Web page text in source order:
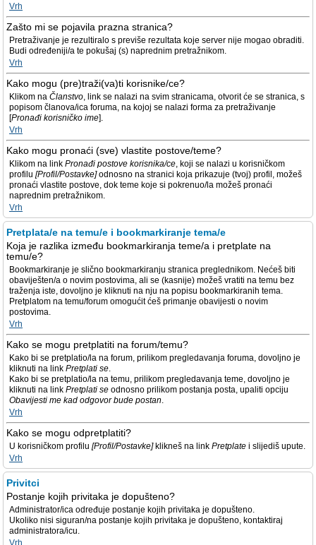
Vrh
Zašto mi se pojavila prazna stranica?
Pretraživanje je rezultiralo s previše rezultata koje server nije mogao obraditi.
Budi određeniji/a te pokušaj (s) naprednim pretražnikom.
Vrh
Kako mogu (pre)traži(va)ti korisnike/ce?
Klikom na Članstvo, link se nalazi na svim stranicama, otvorit će se stranica, s
popisom članova/ica foruma, na kojoj se nalazi forma za pretraživanje
[Pronađi korisničko ime].
Vrh
Kako mogu pronaći (sve) vlastite postove/teme?
Klikom na link Pronađi postove korisnika/ce, koji se nalazi u korisničkom
profilu [Profil/Postavke]odnosno na stranici koja prikazuje (tvoj) profil, možeš
pronaći vlastite postove, dok teme koje si pokrenuo/la možeš pronaći
naprednim pretražnikom.
Vrh
Pretplata/e na temu/e i bookmarkiranje tema/e
Koja je razlika između bookmarkiranja teme/a i pretplate na
temu/e?
Bookmarkiranje je slično bookmarkiranju stranica preglednikom. Nećeš biti
obaviješten/a o novim postovima, ali se (kasnije) možeš vratiti na temu bez
traženja iste, dovoljno je kliknuti na nju na popisu bookmarkiranih tema.
Pretplatom na temu/forum omogućit ćeš primanje obavijesti o novim
postovima.
Vrh
Kako se mogu pretplatiti na forum/temu?
Kako bi se pretplatio/la na forum, prilikom pregledavanja foruma, dovoljno je
kliknuti na link Pretplati se.
Kako bi se pretplatio/la na temu, prilikom pregledavanja teme, dovoljno je
kliknuti na link Pretplati se odnosno prilikom postanja posta, upaliti opciju
Obavijesti me kad odgovor bude postan.
Vrh
Kako se mogu odpretplatiti?
U korisničkom profilu [Profil/Postavke]klikneš na link Pretplate i slijediš upute.
Vrh
Privitci
Postanje kojih privitaka je dopušteno?
Administrator/ica određuje postanje kojih privitaka je dopušteno.
Ukoliko nisi siguran/na postanje kojih privitaka je dopušteno, kontaktiraj
administratora/icu.
Vrh